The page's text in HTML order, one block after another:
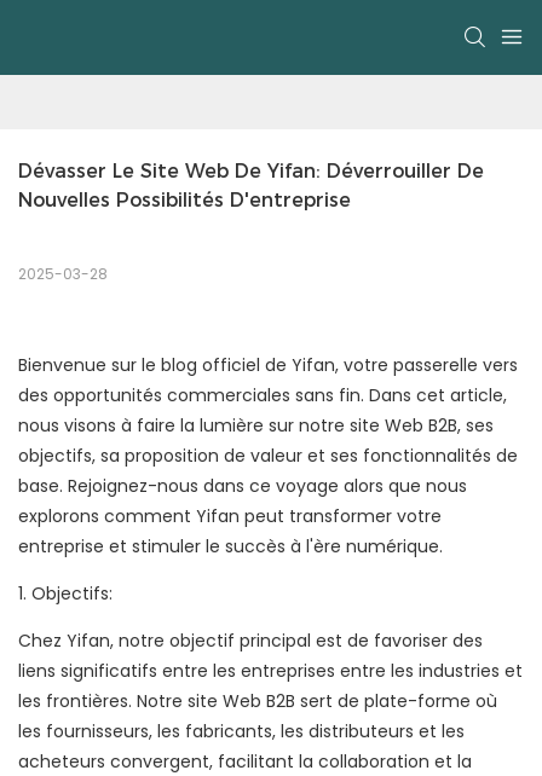
Dévasser Le Site Web De Yifan: Déverrouiller De
Nouvelles Possibilités D'entreprise
2025-03-28
Bienvenue sur le blog officiel de Yifan, votre passerelle vers
des opportunités commerciales sans fin. Dans cet article,
nous visons à faire la lumière sur notre site Web B2B, ses
objectifs, sa proposition de valeur et ses fonctionnalités de
base. Rejoignez-nous dans ce voyage alors que nous
explorons comment Yifan peut transformer votre
entreprise et stimuler le succès à l'ère numérique.
1. Objectifs:
Chez Yifan, notre objectif principal est de favoriser des
liens significatifs entre les entreprises entre les industries et
les frontières. Notre site Web B2B sert de plate-forme où
les fournisseurs, les fabricants, les distributeurs et les
acheteurs convergent, facilitant la collaboration et la